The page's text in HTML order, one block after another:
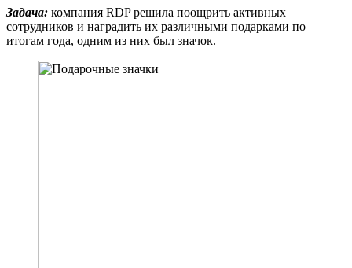
Задача: компания RDP решила поощрить активных
сотрудников и наградить их различными подарками по
итогам года, одним из них был значок.